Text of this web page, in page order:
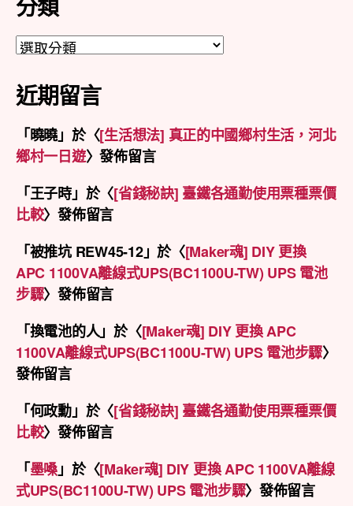
分
近期留言
「曉曉」於〈[生活想法] 真正的中國鄉村生活，河北
鄉村一日遊〉發佈留言
「王子時」於〈[省錢秘訣] 臺鐵各通勤使用票種票價
比較〉發佈留言
「被推坑 REW45-12」於〈[Maker魂] DIY 更換
APC 1100VA離線式UPS(BC1100U-TW) UPS 電池
步驟〉發佈留言
「換電池的人」於〈[Maker魂] DIY 更換 APC
1100VA離線式UPS(BC1100U-TW) UPS 電池步驟〉
發佈留言
「何政勳」於〈[省錢秘訣] 臺鐵各通勤使用票種票價
比較〉發佈留言
「墨嗓」於〈[Maker魂] DIY 更換 APC 1100VA離線
式UPS(BC1100U-TW) UPS 電池步驟〉發佈留言